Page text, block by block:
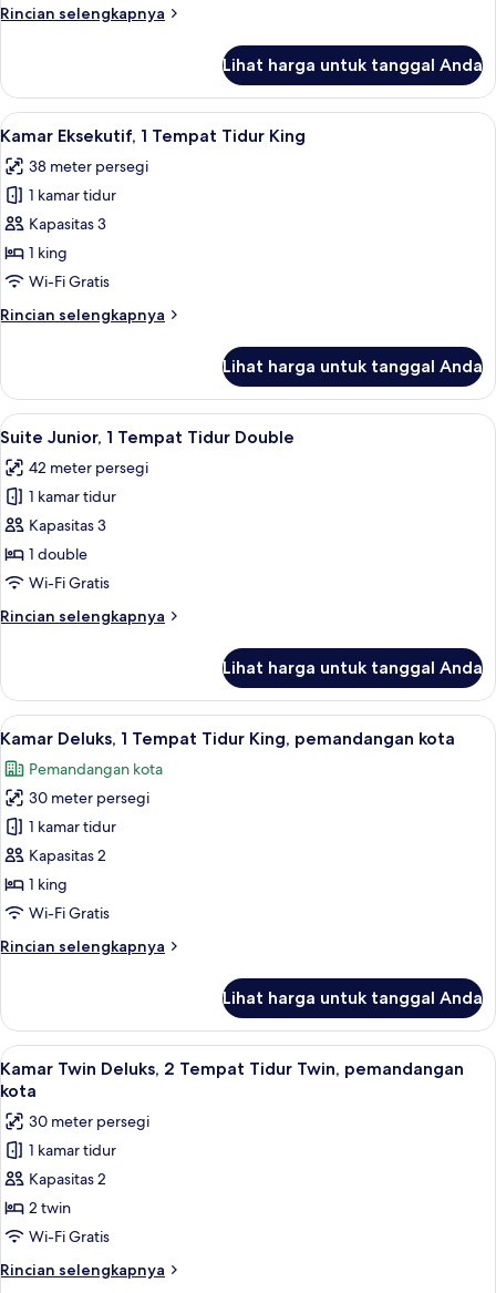
Tidur
Rincian selengkapnya
Rincian
Kamar
Superior,
1
Tidur
King
Lihat harga untuk tanggal Anda
Lihat
semua
foto
untuk
Kamar
Eksekutif,
1
Tidur
Kamar Eksekutif, 1 Tempat Tidur
10
Kamar Eksekutif, 1 Tempat Tidur King
38 meter persegi
1 kamar tidur
Kapasitas 3
1 king
Wi-Fi Gratis
Rincian selengkapnya
Rincian
Kamar
Eksekutif,
1
Tidur
King
Lihat harga untuk tanggal Anda
Lihat
semua
foto
untuk
Suite
Junior,
1
Tidur
Suite Junior, 1 Tempat Tidur Double
12
Suite Junior, 1 Tempat Tidur Double
42 meter persegi
1 kamar tidur
Kapasitas 3
1 double
Wi-Fi Gratis
Rincian selengkapnya
Rincian
Suite
Junior,
1
Tidur
Double
Lihat harga untuk tanggal Anda
Lihat
semua
foto
untuk
Kamar
Deluks,
1
Tempat
King,
Kamar Deluks, 1 Tempat Tidur King,
4
Kamar Deluks, 1 Tempat Tidur King, pemandangan kota
Pemandangan kota
30 meter persegi
1 kamar tidur
Kapasitas 2
1 king
Wi-Fi Gratis
Rincian selengkapnya
Rincian
Kamar
Deluks,
1
Tempat
King,
pemandangan
kota
Lihat harga untuk tanggal Anda
Lihat
semua
foto
untuk
Kamar
Twin
Deluks,
2
Tempat
Tidur
Seprai katun Mesir, seprai premium,
4
Kamar Twin Deluks, 2 Tempat Tidur Twin, pemandangan
kota
30 meter persegi
1 kamar tidur
Kapasitas 2
2 twin
Wi-Fi Gratis
Rincian selengkapnya
Rincian